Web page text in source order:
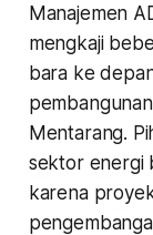
Manajemen
mengkaji
bara ke
Mentarang.
sektor energi
karena